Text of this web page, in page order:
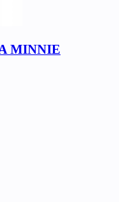
MINNIE